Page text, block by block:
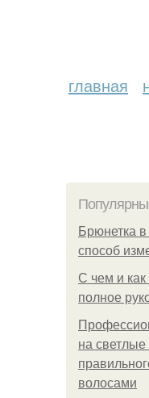
главная
Брюнетка в
способ
С чем и как
полное
на
волосами